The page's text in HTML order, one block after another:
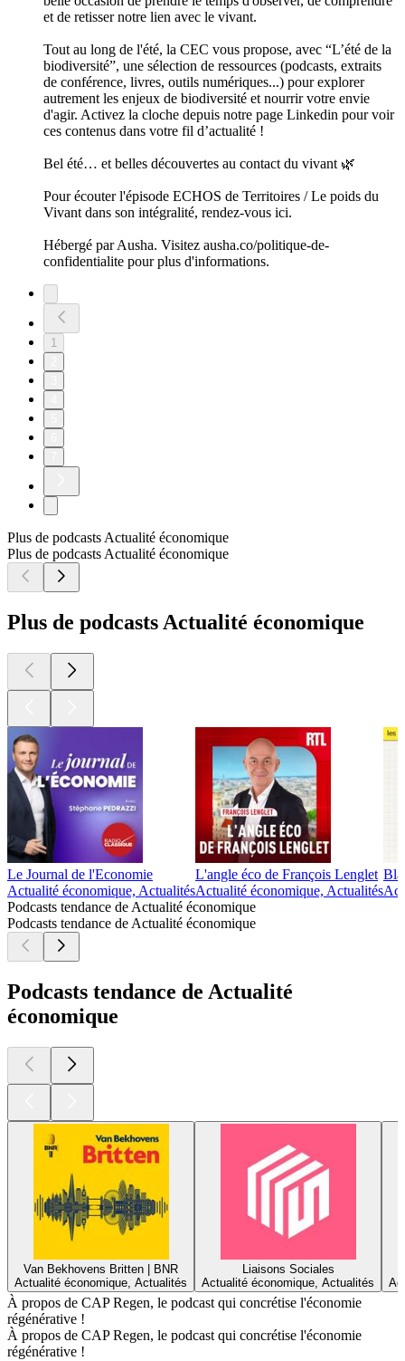
et de retisser notre lien avec le vivant.
Tout au long de l'été, la CEC vous propose, avec “L’été de la
biodiversité”, une sélection de ressources (podcasts, extraits
de conférence, livres, outils numériques...) pour explorer
autrement les enjeux de biodiversité et nourrir votre envie
d'agir. Activez la cloche depuis notre page Linkedin pour voir
ces contenus dans votre fil d’actualité !
Bel été… et belles découvertes au contact du vivant 🌿
Pour écouter l'épisode ECHOS de Territoires / Le poids du
Vivant dans son intégralité, rendez-vous ici.
Hébergé par Ausha. Visitez ausha.co/politique-de-
confidentialite pour plus d'informations.
1
Plus de podcasts Actualité économique
Plus de podcasts Actualité économique
Plus de podcasts Actualité économique
Le Journal de l'Economie
Actualité économique, Actualités
L'angle éco de François Lenglet
Actualité économique, Actualités
Podcasts tendance de Actualité économique
Podcasts tendance de Actualité économique
Podcasts tendance de Actualité
économique
Van Bekhovens Britten | BNR
Actualité économique, Actualités
Liaisons Sociales
Actualité économique, Actualités
À propos de CAP Regen, le podcast qui concrétise l'économie
régénérative !
À propos de CAP Regen, le podcast qui concrétise l'économie
régénérative !